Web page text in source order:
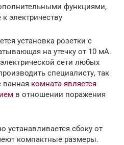
функциями,
электричеству
установка розетки с
на утечку от 10 мА.
сети любых
специалисту, так
ванная комната является
в отношении поражения
устанавливается сбоку от
компактные размеры.